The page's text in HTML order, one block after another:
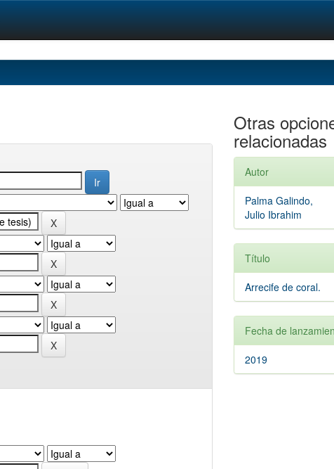
Otras
relacionadas
Autor
Palma Galindo,
Julio Ibrahim
Título
Arrecife de coral.
Fecha de
2019